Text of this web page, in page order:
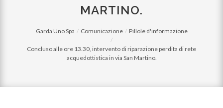
MARTINO.
Garda Uno Spa Comunicazione Pillole d'informazione
Concluso alle ore 13.30, intervento di riparazione perdita di rete
acquedottistica in via San Martino.